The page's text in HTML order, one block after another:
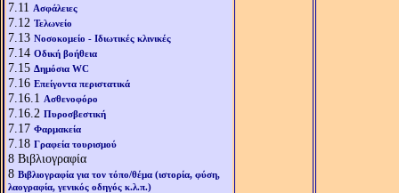
7.11 Ασφάλειες
7.12 Τελωνείο
7.13 Νοσοκομείο - Ιδιωτικές κλινικές
7.14 Οδική βοήθεια
7.15 Δημόσια WC
7.16 Επείγοντα περιστατικά
7.16.1 Ασθενοφόρο
7.16.2 Πυροσβεστική
7.17 Φαρμακεία
7.18 Γραφεία τουρισμού
8 Βιβλιογραφία
8 Βιβλιογραφία για τον τόπο/θέμα (ιστορία, φύση,
λαογραφία, γενικός οδηγός κ.λ.π.)